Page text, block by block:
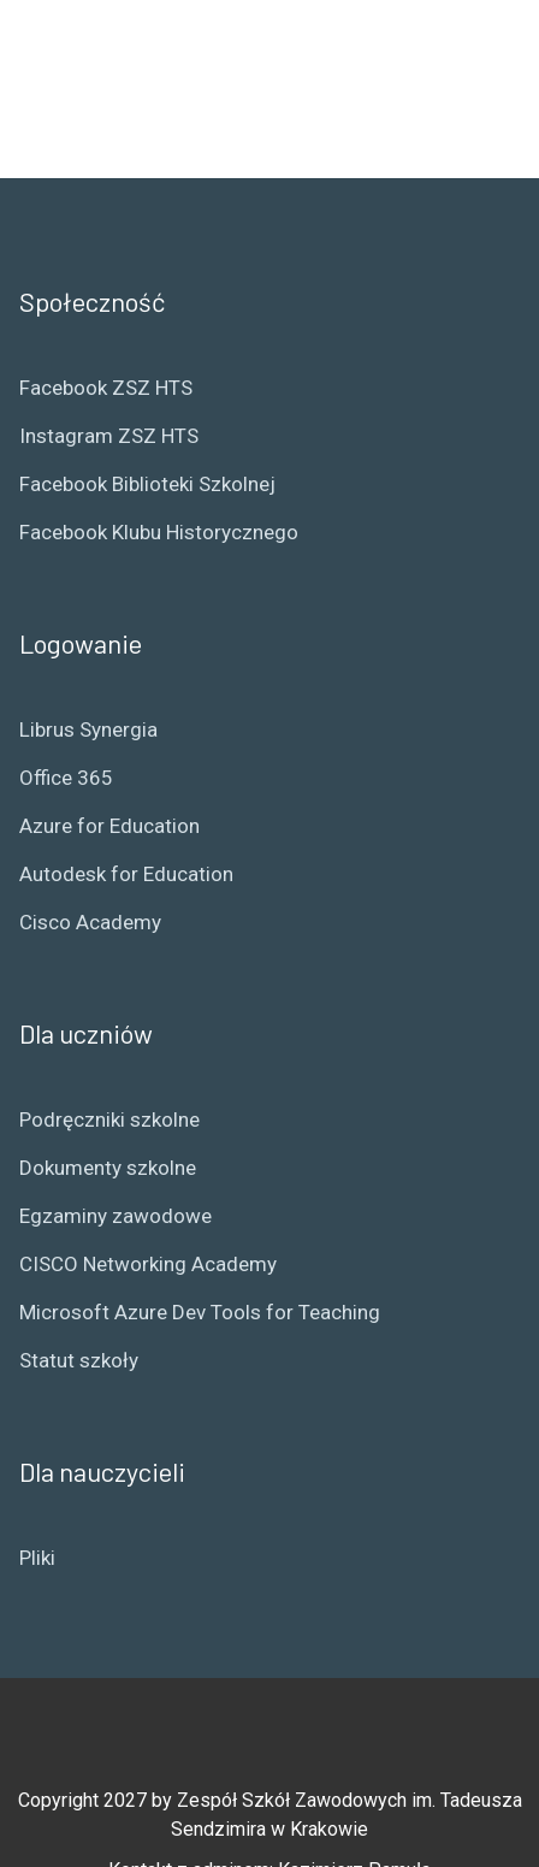
Społeczność
Facebook ZSZ HTS
Instagram ZSZ HTS
Facebook Biblioteki Szkolnej
Facebook Klubu Historycznego
Logowanie
Librus Synergia
Office 365
Azure for Education
Autodesk for Education
Cisco Academy
Dla uczniów
Podręczniki szkolne
Dokumenty szkolne
Egzaminy zawodowe
CISCO Networking Academy
Microsoft Azure Dev Tools for Teaching
Statut szkoły
Dla nauczycieli
Pliki
Copyright 2027 by Zespół Szkół Zawodowych im. Tadeusza
Sendzimira w Krakowie